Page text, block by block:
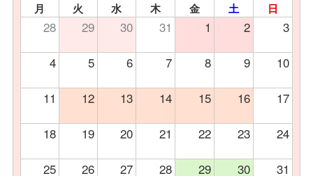
月 火 水 木 金 土 日
28 29 30 31 1 2 3
4 5 6 7 8 9 10
11 12 13 14 15 16 17
18 19 20 21 22 23 24
25 26 27 28 29 30 31